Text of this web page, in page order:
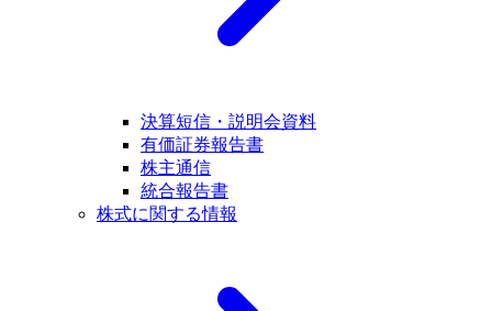
決算短信・説明会資料
有価証券報告書
株主通信
統合報告書
株式に関する情報